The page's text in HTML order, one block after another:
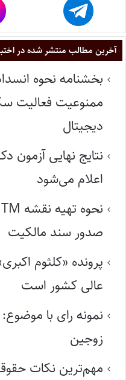
آخرین مطالب منتشر شده در
بخشنامه نحوه
ممنوعیت فعالیت
دیجیتال
اعلام می‌شود
صدور سند مالکیت
پرونده «کلثوم
عالی کشور است
نمونه رای با
زوجین
مهم‌ترین نکات